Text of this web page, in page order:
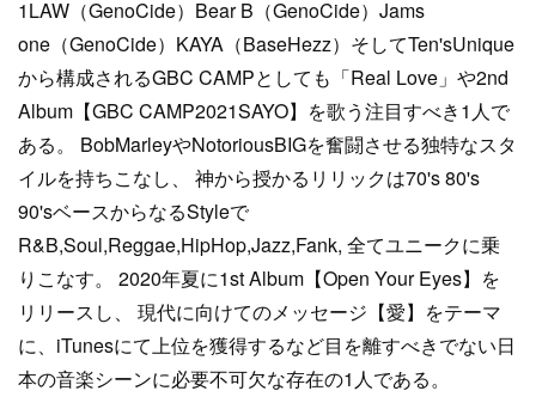
1LAW（GenoCide）Bear B（GenoCide）Jams
one（GenoCide）KAYA（BaseHezz）そしてTen'sUnique
から構成されるGBC CAMPとしても「Real Love」や2nd
Album【GBC CAMP2021SAYO】を歌う注目すべき1人で
ある。 BobMarleyやNotoriousBIGを奮闘させる独特なスタ
イルを持ちこなし、 神から授かるリリックは70's 80's
90'sベースからなるStyleで
R&B,Soul,Reggae,HipHop,Jazz,Fank, 全てユニークに乗
りこなす。 2020年夏に1st Album【Open Your Eyes】を
リリースし、 現代に向けてのメッセージ【愛】をテーマ
に、iTunesにて上位を獲得するなど目を離すべきでない日
本の音楽シーンに必要不可欠な存在の1人である。